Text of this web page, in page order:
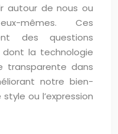
autour de nous ou
mêmes. Ces
des questions
la technologie
transparente dans
notre bien-
ou l’expression